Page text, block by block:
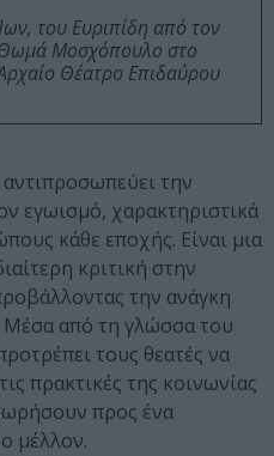
του Ευριπίδη από τον
Μοσχόπουλο στο
Θέατρο Επιδαύρου
την
εγωισμό, χαρακτηριστικά
κάθε εποχής. Είναι μια
κριτική στην
την ανάγκη
Μέσα από τη γλώσσα του
τους θεατές να
πρακτικές της κοινωνίας
προς ένα
μέλλον.